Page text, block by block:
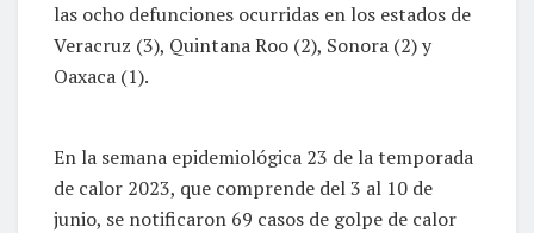
las ocho defunciones ocurridas en los estados de
Veracruz (3), Quintana Roo (2), Sonora (2) y
Oaxaca (1).
En la semana epidemiológica 23 de la temporada
de calor 2023, que comprende del 3 al 10 de
junio, se notificaron 69 casos de golpe de calor